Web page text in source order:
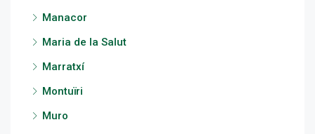
Manacor
Maria de la Salut
Marratxí
Montuïri
Muro